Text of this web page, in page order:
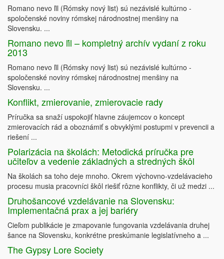
Romano nevo ľil (Rómsky nový list) sú nezávislé kultúrno -
spoločenské noviny rómskej národnostnej menšiny na
Slovensku. ...
Romano nevo ľil – kompletný archív vydaní z roku
2013
Romano nevo ľil (Rómsky nový list) sú nezávislé kultúrno -
spoločenské noviny rómskej národnostnej menšiny na
Slovensku. ...
Konflikt, zmierovanie, zmierovacie rady
Príručka sa snaží uspokojiť hlavne záujemcov o koncept
zmierovacích rád a oboznámiť s obvyklými postupmi v prevencii a
riešení ...
Polarizácia na školách: Metodická príručka pre
učiteľov a vedenie základných a stredných škôl
Na školách sa toho deje mnoho. Okrem výchovno-vzdelávacieho
procesu musia pracovníci škôl riešiť rôzne konflikty, či už medzi ...
Druhošancové vzdelávanie na Slovensku:
Implementačná prax a jej bariéry
Cieľom publikácie je zmapovanie fungovania vzdelávania druhej
šance na Slovensku, konkrétne preskúmanie legislatívneho a ...
The Gypsy Lore Society